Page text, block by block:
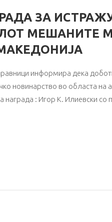
ЗА
МЕШАНИТЕ
информира дека
новинарство во областа
награда : Игор К. Илиевски со